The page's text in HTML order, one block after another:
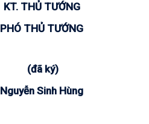
KT. THỦ TƯỚNG
PHÓ THỦ TƯỚNG
(đã ký)
Nguyễn Sinh Hùng